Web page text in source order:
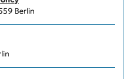
Berlin